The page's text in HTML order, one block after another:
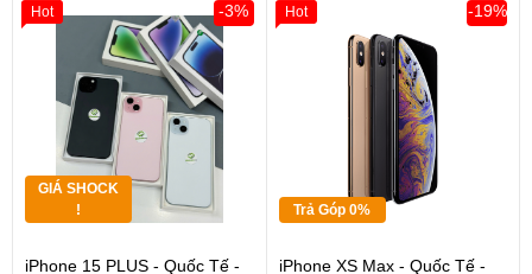
GIÁ SHOCK
!
iPhone 15 PLUS - Quốc Tế -
-3%
Hot
Trả Góp 0%
iPhone XS Max - Quốc Tế -
-19%
Hot